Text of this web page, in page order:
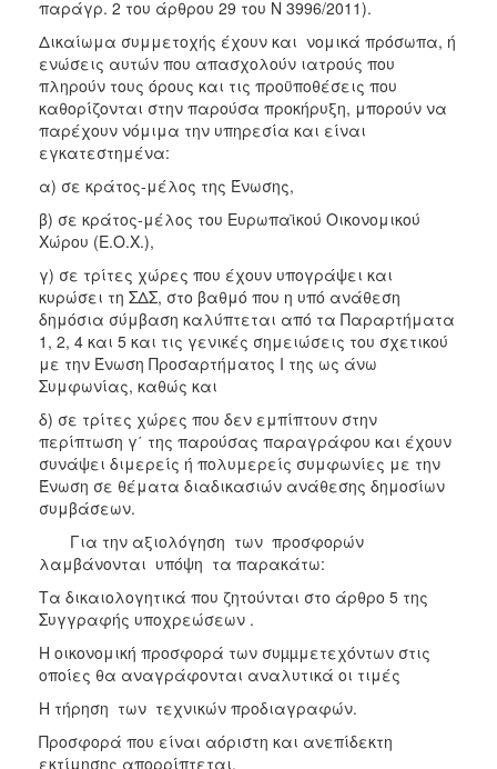
παράγρ. 2 του άρθρου 29 του Ν 3996/2011).
Δικαίωμα συμμετοχής έχουν και νομικά πρόσωπα, ή
ενώσεις αυτών που απασχολούν ιατρούς που
πληρούν τους όρους και τις προϋποθέσεις που
καθορίζονται στην παρούσα προκήρυξη, μπορούν να
παρέχουν νόμιμα την υπηρεσία και είναι
εγκατεστημένα:
α) σε κράτος-μέλος της Ένωσης,
β) σε κράτος-μέλος του Ευρωπαϊκού Οικονομικού
Χώρου (Ε.Ο.Χ.),
γ) σε τρίτες χώρες που έχουν υπογράψει και
κυρώσει τη ΣΔΣ, στο βαθμό που η υπό ανάθεση
δημόσια σύμβαση καλύπτεται από τα Παραρτήματα
1, 2, 4 και 5 και τις γενικές σημειώσεις του σχετικού
με την Ένωση Προσαρτήματος I της ως άνω
Συμφωνίας, καθώς και
δ) σε τρίτες χώρες που δεν εμπίπτουν στην
περίπτωση γ΄ της παρούσας παραγράφου και έχουν
συνάψει διμερείς ή πολυμερείς συμφωνίες με την
Ένωση σε θέματα διαδικασιών ανάθεσης δημοσίων
συμβάσεων.
Για την αξιολόγηση των προσφορών
λαμβάνονται υπόψη τα παρακάτω:
Τα δικαιολογητικά που ζητούνται στο άρθρο 5 της
Συγγραφής υποχρεώσεων .
Η οικονομική προσφορά των συµµμετεχόντων στις
οποίες θα αναγράφονται αναλυτικά οι τιμές
Η τήρηση των τεχνικών προδιαγραφών.
Προσφορά που είναι αόριστη και ανεπίδεκτη
εκτίμησης απορρίπτεται.